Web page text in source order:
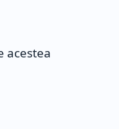
acestea